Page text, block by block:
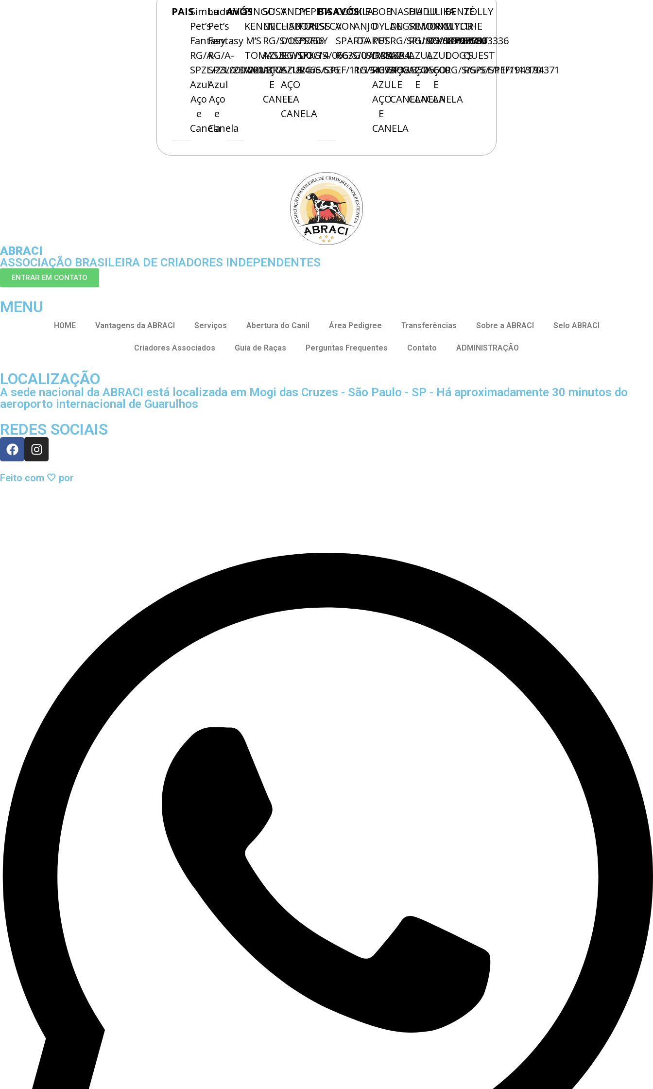
PAISSimba
Pet’s
Fantasy
RG/A-
SPZL/23/000.221
Azul
Aço
e
Canela
Ludmilla
Pet’s
Fantasy
RG/A-
SPZL/23/000.217
Azul
Aço
e
Canela
AVÓSPINGO
KENNEL
M’S
TOMASZEWSKI
WKUBR/S/18/466.636
SUSY
ENCHANTRESS
RG/S/15/1766
AZUL
AÇO
E
CANELA
ANDY
LISBOA
DOG’S
RG/SPX/14/0663
AZUL
AÇO
E
CANELA
PEPITA
FONSECA
FREDY
DOG’S
RG/S/SPEF/11/194373
BISAVÓS
COOKIE
VON
SPARTAKUS
RG/S/09/138.384
LILA
ANJO
DA
GUARDA
RG/S/09/138.357
BOB
DYLAN
PET
DANKA
RG/SPX/12/05600
AZUL
AÇO
E
CANELA
NASHA
DEGREMONT
RG/SPU/07/0879
AZUL
AÇO
E
CANELA
DUDU
SIMONXU
RG/SPX/12/07586
AZUL
AÇO
E
CANELA
LILIKA
D’RILLYLU
RG/SPF/09/003336
AZUL
AÇO
E
CANELA
BENZÉ
VITOR
LONDON
DOG’S
RG/S/SPEF/11/194370
TOLLY
THE
FIRST
QUEST
RG/S/SPEF/11/194371
ABRACI
ASSOCIAÇÃO BRASILEIRA DE CRIADORES INDEPENDENTES
ENTRAR EM CONTATO
MENU
HOME Vantagens da ABRACI Serviços Abertura do Canil Área Pedigree Transferências Sobre a ABRACI Selo ABRACI
Criadores Associados Guia de Raças Perguntas Frequentes Contato ADMINISTRAÇÃO
LOCALIZAÇÃO
A sede nacional da ABRACI está localizada em Mogi das Cruzes - São Paulo - SP - Há aproximadamente 30 minutos do
aeroporto internacional de Guarulhos
REDES SOCIAIS
Feito com 🤍 por